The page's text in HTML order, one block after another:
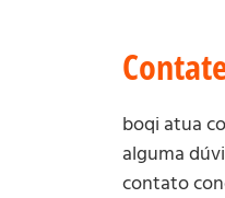
boqi atua
alguma
contato